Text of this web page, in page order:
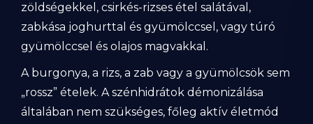
zöldségekkel, csirkés-rizses étel salátával,
zabkása joghurttal és gyümölccsel, vagy túró
gyümölccsel és olajos magvakkal.
A burgonya, a rizs, a zab vagy a gyümölcsök sem
„rossz” ételek. A szénhidrátok démonizálása
általában nem szükséges, főleg aktív életmód